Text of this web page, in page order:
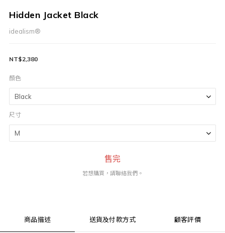
Hidden Jacket Black
idealism®
NT$2,380
顏色
尺寸
售完
若想購買，請聯絡我們。
商品描述 送貨及付款方式 顧客評價